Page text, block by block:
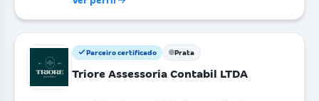
Parceiro certificado Prata
Triore Assessoria Contabil LTDA